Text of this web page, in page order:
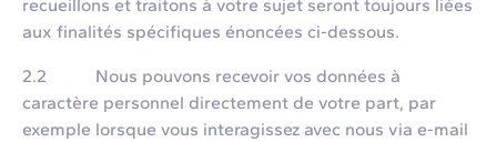
recueillons et traitons à votre sujet seront toujours liées
aux finalités spécifiques énoncées ci-dessous.
2.2 Nous pouvons recevoir vos données à
caractère personnel directement de votre part, par
exemple lorsque vous interagissez avec nous via e-mail